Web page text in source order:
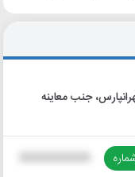
تهرانپارس، جنب معاینه